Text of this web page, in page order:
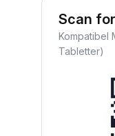
Scan
Kompatibel
Tabletter)